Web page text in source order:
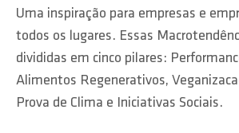
Uma inspiração para empresas e
todos os lugares. Essas
divididas em cinco pilares:
Alimentos Regenerativos,
Prova de Clima e Iniciativas Sociais.